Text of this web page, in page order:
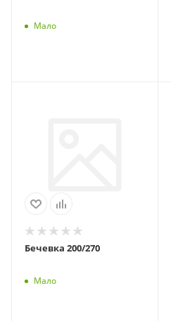
Мало
Бечевка 200/270
Мало